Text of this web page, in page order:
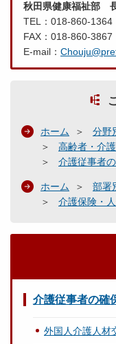
秋田県健康福祉部
TEL：018-860-1364
FAX：018-860-3867
E-mail：
ホーム 分野
高齢者・介
介護従事者
ホーム 部署
介護保険・
介護従事者の確
外国人介護人材